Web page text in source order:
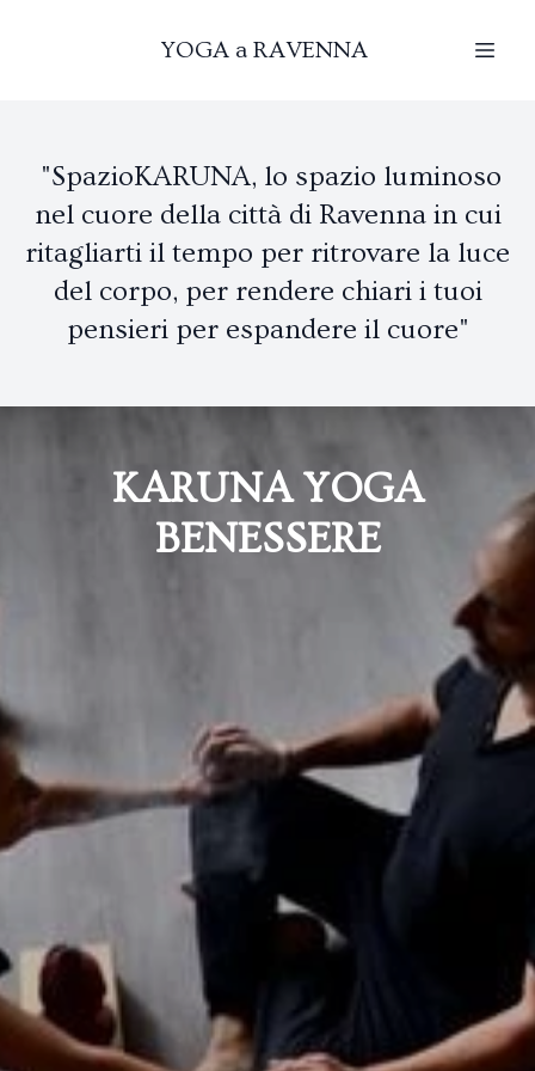
YOGA a RAVENNA
"SpazioKARUNA, lo spazio luminoso
nel cuore della città di Ravenna in cui
ritagliarti il tempo per ritrovare la luce
del corpo, per rendere chiari i tuoi
pensieri per espandere il cuore"
KARUNA YOGA
BENESSERE